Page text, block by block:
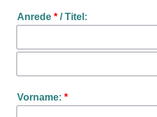
Anrede * / Titel:
Vorname: *